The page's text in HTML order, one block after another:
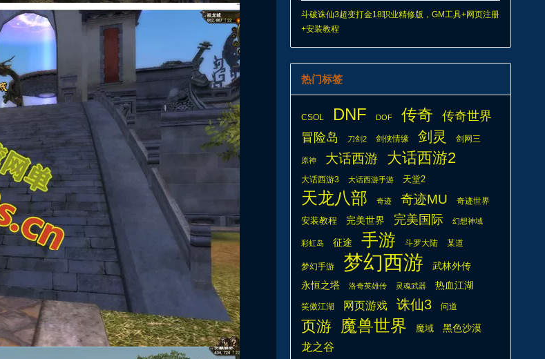
斗破诛仙3超变打金18职业精修版，GM工具+网页注册
+安装教程
热门标签
CSOL DNF DOF 传奇 传奇世界
冒险岛 刀剑2 剑侠情缘 剑灵 剑网三
原神 大话西游 大话西游2
大话西游3 大话西游手游 天堂2
天龙八部 奇迹 奇迹MU 奇迹世界
安装教程 完美世界 完美国际 幻想神域
彩虹岛 征途 手游 斗罗大陆 某道
梦幻手游 梦幻西游
武林外传
永恒之塔
洛奇英雄传 灵魂武器 热血江湖
笑傲江湖 网页游戏 诛仙3 问道
页游 魔兽世界 魔域 黑色沙漠
龙之谷